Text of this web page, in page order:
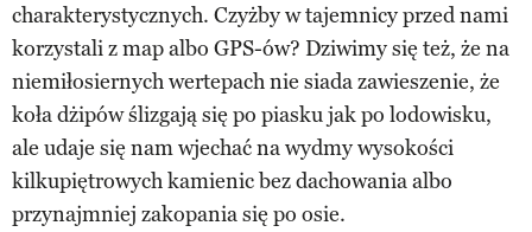
charakterystycznych. Czyżby w tajemnicy przed nami
korzystali z map albo GPS-ów? Dziwimy się też, że na
niemiłosiernych wertepach nie siada zawieszenie, że
koła dżipów ślizgają się po piasku jak po lodowisku,
ale udaje się nam wjechać na wydmy wysokości
kilkupiętrowych kamienic bez dachowania albo
przynajmniej zakopania się po osie.